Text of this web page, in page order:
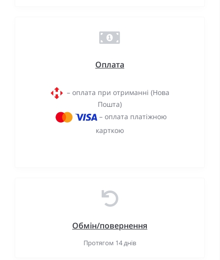
Оплата
– оплата при отриманні (Нова
Пошта)
– оплата платіжною
карткою
Обмін/повернення
Протягом 14 днів